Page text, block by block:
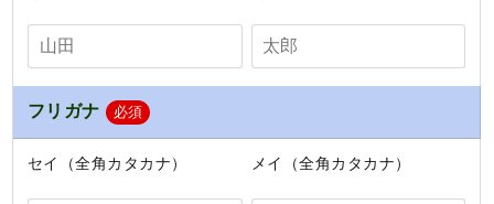
フリガナ 必須
セイ（全角カタカナ） メイ（全角カタカナ）